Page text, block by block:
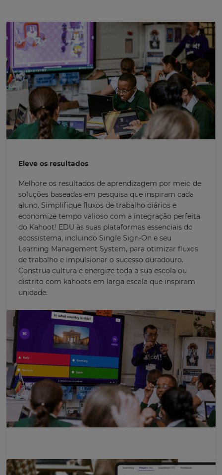
Eleve os resultados
Melhore os resultados de aprendizagem por meio de
soluções baseadas em pesquisa que inspiram cada
aluno. Simplifique fluxos de trabalho diários e
economize tempo valioso com a integração perfeita
do Kahoot! EDU às suas plataformas essenciais do
ecossistema, incluindo Single Sign-On e seu
Learning Management System, para otimizar fluxos
de trabalho e impulsionar o sucesso duradouro.
Construa cultura e energize toda a sua escola ou
distrito com kahoots em larga escala que inspiram
unidade.